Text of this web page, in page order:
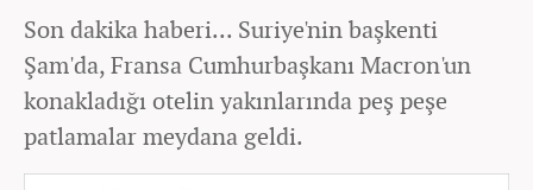
Son dakika haberi... Suriye'nin başkenti
Şam'da, Fransa Cumhurbaşkanı Macron'un
konakladığı otelin yakınlarında peş peşe
patlamalar meydana geldi.